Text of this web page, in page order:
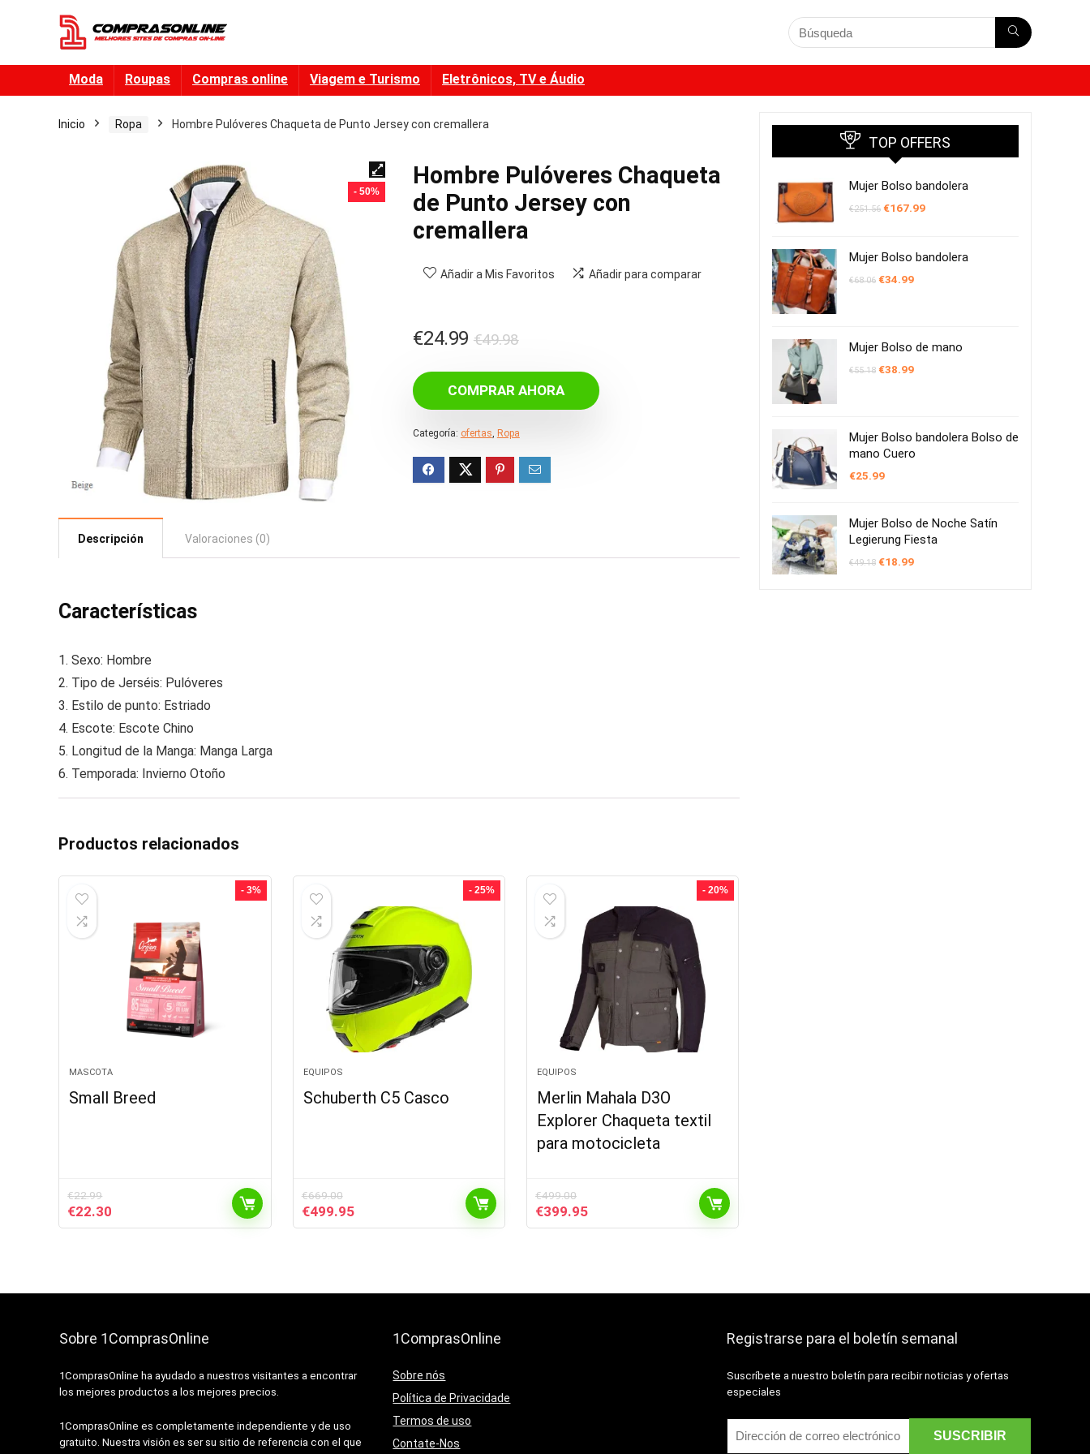
Moda Roupas Compras online Viagem e Turismo Eletrônicos, TV e Áudio
Inicio Ropa Hombre Pulóveres Chaqueta de Punto Jersey con cremallera
- 50%
Hombre Pulóveres Chaqueta
de Punto Jersey con
cremallera
Añadir a Mis Favoritos Añadir para comparar
€49.98El
original
era:
€49.98.
€24.99
El
actual
es:
€24.99.
COMPRAR AHORA
Categoría: ofertas, Ropa
Descripción Valoraciones (0)
Características
1. Sexo: Hombre
2. Tipo de Jerséis: Pulóveres
3. Estilo de punto: Estriado
4. Escote: Escote Chino
5. Longitud de la Manga: Manga Larga
6. Temporada: Invierno Otoño
Productos relacionados
- 3%
MASCOTA
Small Breed
€22.99
El
precio
€22.30
precio
- 25%
EQUIPOS
Schuberth C5 Casco
€669.00
El
precio
€499.95El
precio
- 20%
EQUIPOS
Merlin Mahala D3O
Explorer Chaqueta textil
para motocicleta
€499.00
El
precio
€399.95El
precio
TOP OFFERS
Mujer Bolso bandolera
€251.56 El
€251.56.
€167.99El
€167.99.
Mujer Bolso bandolera
€68.06 El
€34.99El
Mujer Bolso de mano
€55.18 El
€38.99El
Mujer Bolso bandolera Bolso de
mano Cuero
€25.99
Mujer Bolso de Noche Satín
Legierung Fiesta
€49.18 El
€18.99El
Sobre 1ComprasOnline
1ComprasOnline ha ayudado a nuestros visitantes a encontrar
los mejores productos a los mejores precios.
1ComprasOnline es completamente independiente y de uso
gratuito. Nuestra visión es ser su sitio de referencia con el que
1ComprasOnline
Sobre nós
Política de Privacidade
Termos de uso
Contate-Nos
Registrarse para el boletín semanal
Suscríbete a nuestro boletín para recibir noticias y ofertas
especiales